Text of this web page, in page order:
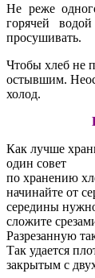
Не реже
горячей
просушивать.
Чтобы хлеб не
остывшим.
холод.
Как лучше
один совет
по хранению
начинайте от
середины
сложите
Разрезанную
Так удается
закрытым с